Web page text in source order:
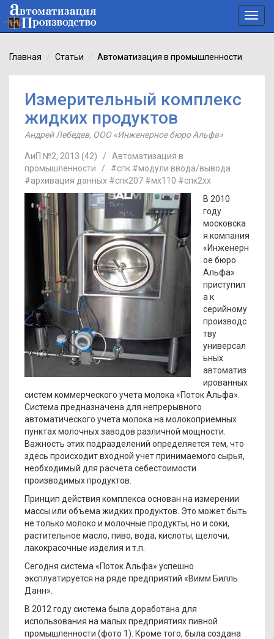
Главная Статьи Автоматизация в промышленности
Измерительный комплекс
жидких продуктов
Андрей Лебедев, ООО «Инженерное бюро Альфа»
АиП №2, 2013 (42) / Автоматизация в
промышленности / #спк #модули ввода/вывода
#архивация данных #спк207 #мх110 #спк2хх
В 2010
году
московска
я компания
«Инженерн
ое бюро
Альфа»
приступил
а к
серийному
производс
тву
универсал
ьных
автоматиз
ированных
систем коммерческого учета молока «Поток Альфа».
Система предназначена для непрерывного
автоматического учета молока на молокоприемных
пунктах молочных заводов различной мощности.
Важность этих подразделений определяется тем, что
здесь происходит входной учет принимаемого сырья,
необходимый для расчета себестоимости
производимых продуктов.
Принцип действия комплекса основан на измерении
массы или объема жидких продуктов. Это может быть
не только молоко и молочные продукты, но и соки,
растительное масло, пиво, вода, кислоты, щелочи,
лакокрасочные изделия и т.п.
Сегодня система «Поток Альфа» успешно
эксплуатируется на ряде предприятий «Вимм Билль
Данн».
В 2012 году система была доработана для
использования на малых предприятиях пивной
промышленности (фото 1). Кроме того, была создана